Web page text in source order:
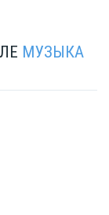
МУЗЫКА